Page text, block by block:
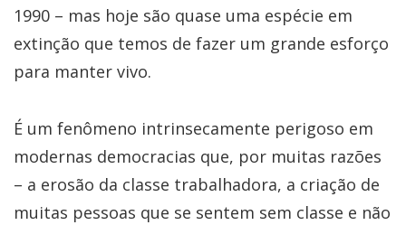
1990 – mas hoje são quase uma espécie em
extinção que temos de fazer um grande esforço
para manter vivo.
É um fenômeno intrinsecamente perigoso em
modernas democracias que, por muitas razões
– a erosão da classe trabalhadora, a criação de
muitas pessoas que se sentem sem classe e não